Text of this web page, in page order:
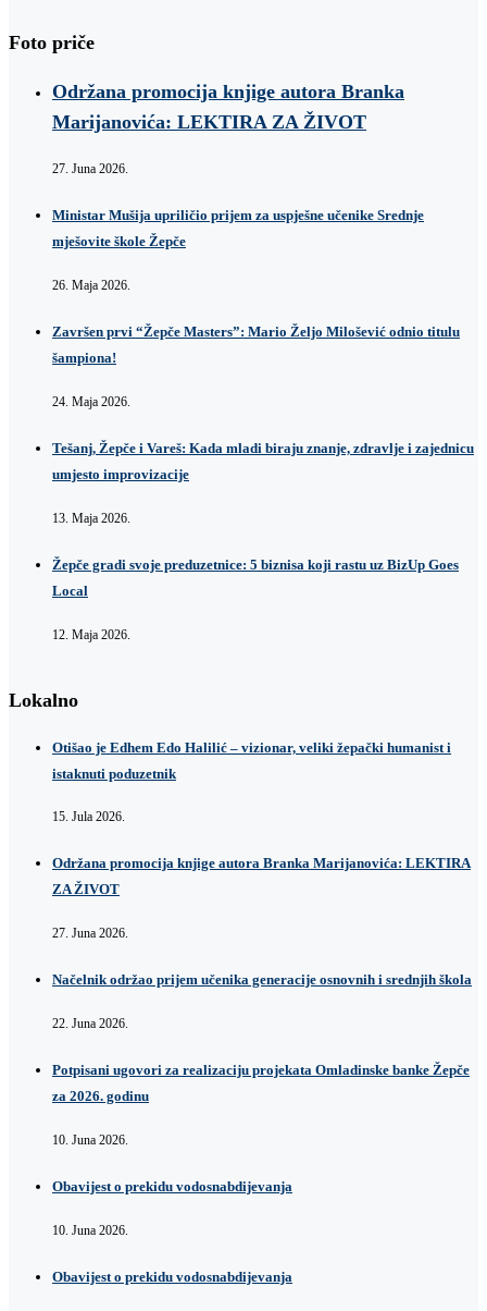
Foto priče
Održana promocija knjige autora Branka
Marijanovića: LEKTIRA ZA ŽIVOT
27. Juna 2026.
Ministar Mušija upriličio prijem za uspješne učenike Srednje
mješovite škole Žepče
26. Maja 2026.
Završen prvi “Žepče Masters”: Mario Željo Milošević odnio titulu
šampiona!
24. Maja 2026.
Tešanj, Žepče i Vareš: Kada mladi biraju znanje, zdravlje i zajednicu
umjesto improvizacije
13. Maja 2026.
Žepče gradi svoje preduzetnice: 5 biznisa koji rastu uz BizUp Goes
Local
12. Maja 2026.
Lokalno
Otišao je Edhem Edo Halilić – vizionar, veliki žepački humanist i
istaknuti poduzetnik
15. Jula 2026.
Održana promocija knjige autora Branka Marijanovića: LEKTIRA
ZA ŽIVOT
27. Juna 2026.
Načelnik održao prijem učenika generacije osnovnih i srednjih škola
22. Juna 2026.
Potpisani ugovori za realizaciju projekata Omladinske banke Žepče
za 2026. godinu
10. Juna 2026.
Obavijest o prekidu vodosnabdijevanja
10. Juna 2026.
Obavijest o prekidu vodosnabdijevanja